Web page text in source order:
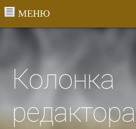
Колонка
редактора